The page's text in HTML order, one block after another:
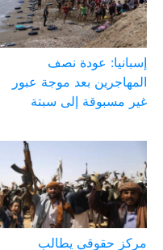
إسبانيا: عودة نصف
المهاجرين بعد موجة عبور
غير مسبوقة إلى سبتة
مركز حقوقي يطالب